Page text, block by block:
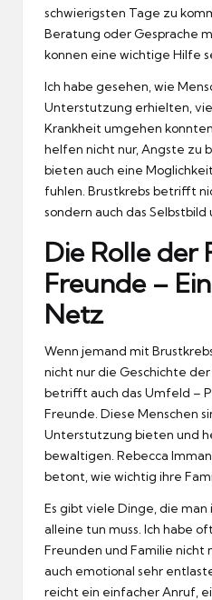
schwierigsten Tage zu
Beratung oder Gesprache
konnen eine wichtige Hilfe
Ich habe gesehen, wie
Unterstutzung erhielten,
Krankheit umgehen konnten.
helfen nicht nur, Angste zu
bieten auch eine
fuhlen. Brustkrebs betrifft
sondern auch das
Die Rolle der
Freunde –
Netz
Wenn jemand mit
nicht nur die Geschichte
betrifft auch das Umfeld –
Freunde. Diese Menschen
Unterstutzung bieten und
bewaltigen. Rebecca
betont, wie wichtig ihre
Es gibt viele Dinge, die
alleine tun muss. Ich habe
Freunden und Familie nicht
auch emotional sehr
reicht ein einfacher Anruf,